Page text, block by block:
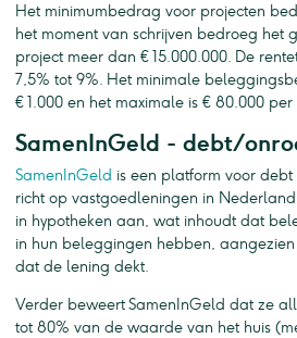
Het minimumbedrag voor projecten
het moment van schrijven bedroeg het
project meer dan € 15.000.000. De
7,5% tot 9%. Het minimale
€ 1.000 en het maximale is € 80.000 per
SamenInGeld - debt /
SamenInGeld is een platform voor
richt op vastgoedleningen in
in hypotheken aan, wat inhoudt dat
in hun beleggingen hebben,
dat de lening dekt.
Verder beweert SamenInGeld dat ze
tot 80% van de waarde van het huis